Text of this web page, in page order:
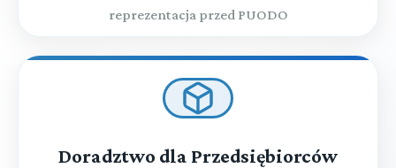
reprezentacja przed PUODO
Doradztwo dla Przedsiębiorców